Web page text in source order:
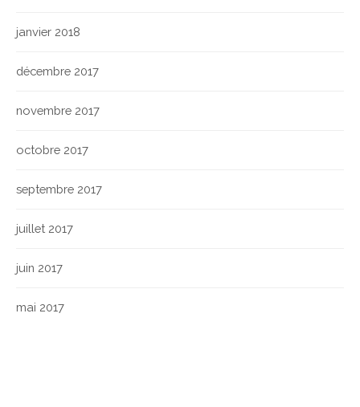
janvier 2018
décembre 2017
novembre 2017
octobre 2017
septembre 2017
juillet 2017
juin 2017
mai 2017